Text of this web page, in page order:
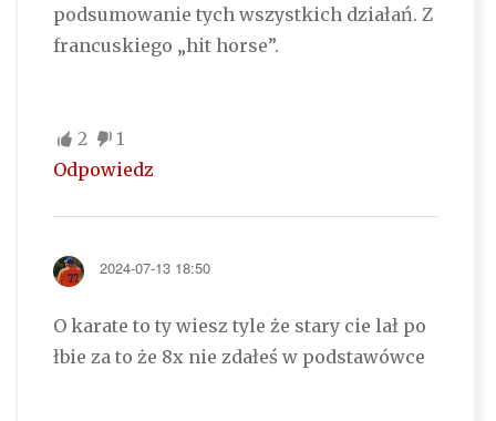
podsumowanie tych wszystkich działań. Z
francuskiego „hit horse”.
2
1
Odpowiedz
2024-07-13 18:50
O karate to ty wiesz tyle że stary cie lał po
łbie za to że 8x nie zdałeś w podstawówce